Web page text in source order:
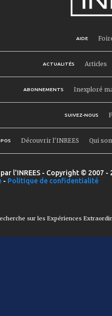
AIDE
ACTUALITÉS Articles
ABONNEMENTS Inexploré
SUIVEZ-NOUS
Découvrir l'INREES Qui
l'INREES - Copyright © 2007
- Politique de confidentialité
sur les Expériences